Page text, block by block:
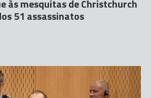
às mesquitas de Christchurch
51 assassinatos